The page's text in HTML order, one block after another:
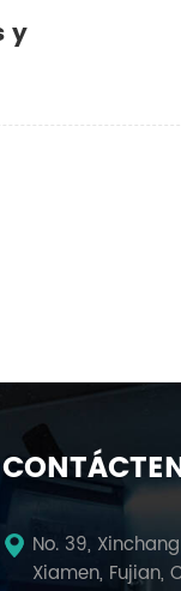
y
No. 39,
Xiamen, Fujian,